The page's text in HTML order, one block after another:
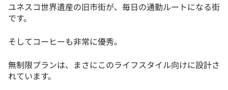
ユネスコ世界遺産の旧市街が、毎日の通勤ルートになる街
です。
そしてコーヒーも非常に優秀。
無制限プランは、まさにこのライフスタイル向けに設計さ
れています。